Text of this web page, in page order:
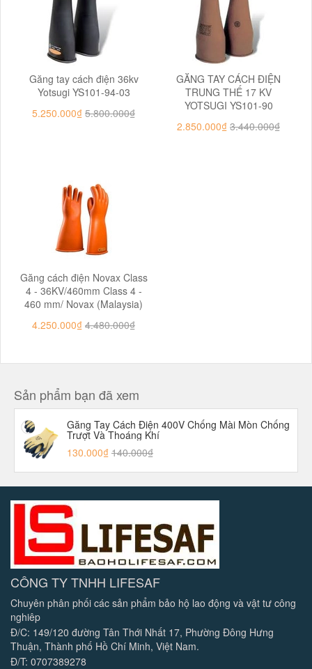
Găng tay cách điện 36kv
Yotsugi YS101-94-03
5.250.000₫ 5.800.000₫
GĂNG TAY CÁCH ĐIỆN
TRUNG THẾ 17 KV
YOTSUGI YS101-90
2.850.000₫ 3.440.000₫
Găng cách điện Novax Class
4 - 36KV/460mm Class 4 -
460 mm/ Novax (Malaysia)
4.250.000₫ 4.480.000₫
Sản phẩm bạn đã xem
Găng Tay Cách Điện 400V Chống Mài Mòn Chống
Trượt Và Thoáng Khí
130.000₫ 140.000₫
CÔNG TY TNHH LIFESAF
Chuyên phân phối các sản phẩm bảo hộ lao động và vật tư công
nghiêp
Đ/C: 149/120 đường Tân Thới Nhất 17, Phường Đông Hưng
Thuận, Thành phố Hồ Chí Minh, Việt Nam.
Đ/T: 0707389278